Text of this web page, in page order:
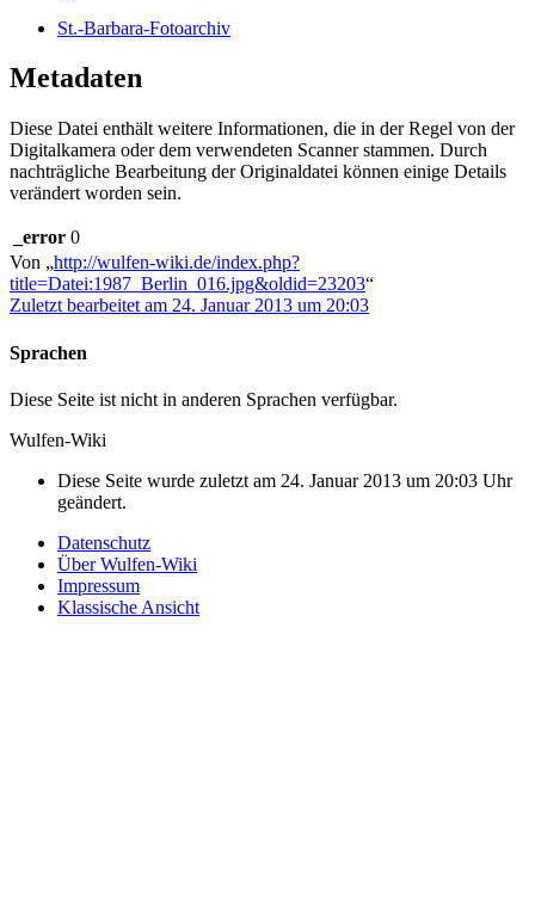
St.-Barbara-Fotoarchiv
Metadaten
Diese Datei enthält weitere Informationen, die in der Regel von der
Digitalkamera oder dem verwendeten Scanner stammen. Durch
nachträgliche Bearbeitung der Originaldatei können einige Details
verändert worden sein.
_error 0
Von „http://wulfen-wiki.de/index.php?
title=Datei:1987_Berlin_016.jpg&oldid=23203“
Zuletzt bearbeitet am 24. Januar 2013 um 20:03
Sprachen
Diese Seite ist nicht in anderen Sprachen verfügbar.
Wulfen-Wiki
Diese Seite wurde zuletzt am 24. Januar 2013 um 20:03 Uhr
geändert.
Datenschutz
Über Wulfen-Wiki
Impressum
Klassische Ansicht